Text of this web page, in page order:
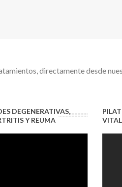
directamente desde
DEGENERATIVAS,
Y REUMA